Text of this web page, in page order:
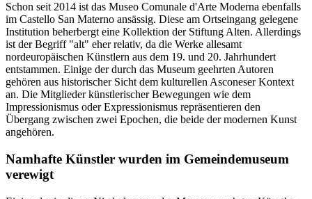
Schon seit 2014 ist das Museo Comunale d'Arte Moderna ebenfalls
im Castello San Materno ansässig. Diese am Ortseingang gelegene
Institution beherbergt eine Kollektion der Stiftung Alten. Allerdings
ist der Begriff "alt" eher relativ, da die Werke allesamt
nordeuropäischen Künstlern aus dem 19. und 20. Jahrhundert
entstammen. Einige der durch das Museum geehrten Autoren
gehören aus historischer Sicht dem kulturellen Asconeser Kontext
an. Die Mitglieder künstlerischer Bewegungen wie dem
Impressionismus oder Expressionismus repräsentieren den
Übergang zwischen zwei Epochen, die beide der modernen Kunst
angehören.
Namhafte Künstler wurden im Gemeindemuseum
verewigt